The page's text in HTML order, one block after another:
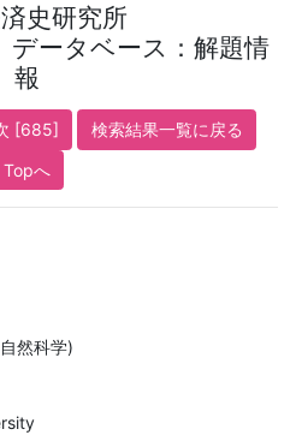
史研究所
データベース：解題情
報
[685]
検索結果一覧に戻る
Topへ
然科学)